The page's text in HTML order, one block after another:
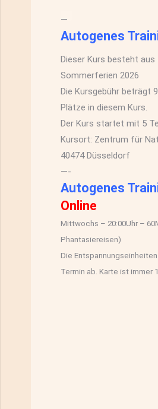
—
Autogenes
Dieser Kurs besteht aus
Sommerferien 2026
Die Kursgebühr beträgt
Plätze in diesem Kurs.
Der Kurs startet mit 5
Kursort: Zentrum für
40474 Düsseldorf
—-
Autogenes
Online
Mittwochs – 20:00Uhr –
Phantasiereisen)
Die
Termin ab. Karte ist immer